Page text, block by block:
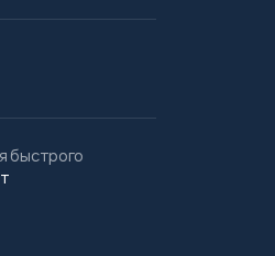
быстрого